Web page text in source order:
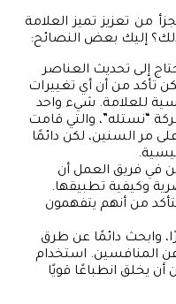
من تعزيز تميز العلامة
إليك بعض النصائح:
إلى تحديث العناصر
تأكد من أن أي تغييرات
للعلامة. شيء واحد
“نستله”، والتي قامت
مر السنين، لكن دائمًا
في فريق العمل أن
وكيفية تطبيقها.
من أنهم يتفهمون
وابحث دائمًا عن طرق
عن المنافسين. استخدام
يخلق انطباعًا قويًا